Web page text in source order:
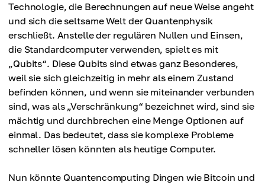
Technologie, die Berechnungen auf neue Weise angeht
und sich die seltsame Welt der Quantenphysik
erschließt. Anstelle der regulären Nullen und Einsen,
die Standardcomputer verwenden, spielt es mit
„Qubits“. Diese Qubits sind etwas ganz Besonderes,
weil sie sich gleichzeitig in mehr als einem Zustand
befinden können, und wenn sie miteinander verbunden
sind, was als „Verschränkung“ bezeichnet wird, sind sie
mächtig und durchbrechen eine Menge Optionen auf
einmal. Das bedeutet, dass sie komplexe Probleme
schneller lösen könnten als heutige Computer.
Nun könnte Quantencomputing Dingen wie Bitcoin und